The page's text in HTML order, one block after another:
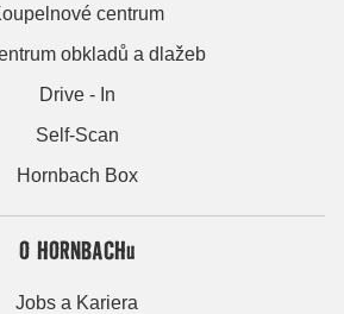
centrum
obkladů a dlažeb
Drive - In
Self-Scan
Hornbach Box
O HORNBACHu
Jobs a Kariera